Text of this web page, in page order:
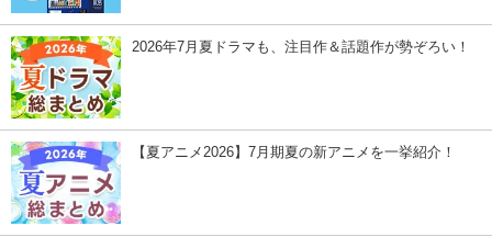
2026年7月夏ドラマも、注目作＆話題作が勢ぞろい！
【夏アニメ2026】7月期夏の新アニメを一挙紹介！